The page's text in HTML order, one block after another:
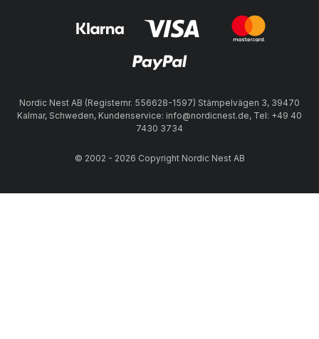
Nordic Nest AB (Registernr. 556628-1597) Stämpelvägen 3, 39470
Kalmar, Schweden, Kundenservice: info@nordicnest.de, Tel: +49 40
7430 3734
© 2002 - 2026 Copyright Nordic Nest AB